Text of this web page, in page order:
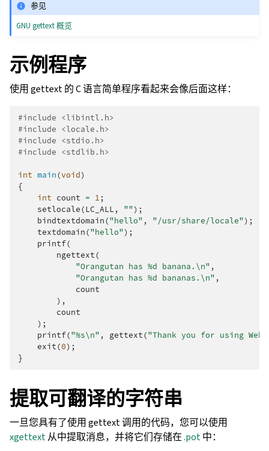
参见
GNU gettext 概览
示例程序
使用 gettext 的 C 语言简单程序看起来会像后面这样：
#include <libintl.h>
#include <locale.h>
#include <stdio.h>
#include <stdlib.h>
int main(void)
{
int count = 1 ;
setlocale(LC_ALL , "");
bindtextdomain("hello" , "/usr/share/locale");
textdomain("hello");
printf(
ngettext(
"Orangutan has %d banana. \n" ,
"Orangutan has %d bananas. \n" ,
count
),
count
);
printf("%s\n" , gettext("Thank you for using
exit(0);
}
提取可翻译的字符串
一旦您具有了使用 gettext 调用的代码，您可以使用
xgettext从中提取消息，并将它们存储在.pot中：